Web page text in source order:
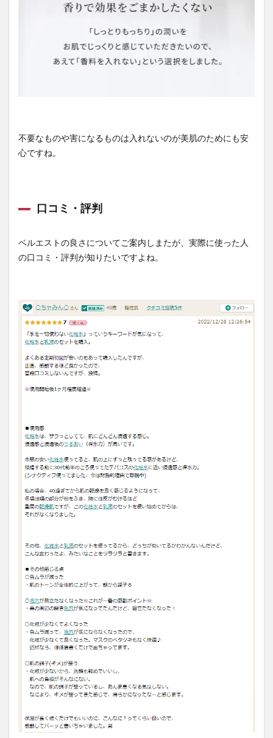
不要なものや害になるものは入れないのが美肌のためにも安
心ですね。
口コミ・評判
ベルエストの良さについてご案内しまたが、実際に使った人
の口コミ・評判が知りたいですよね。